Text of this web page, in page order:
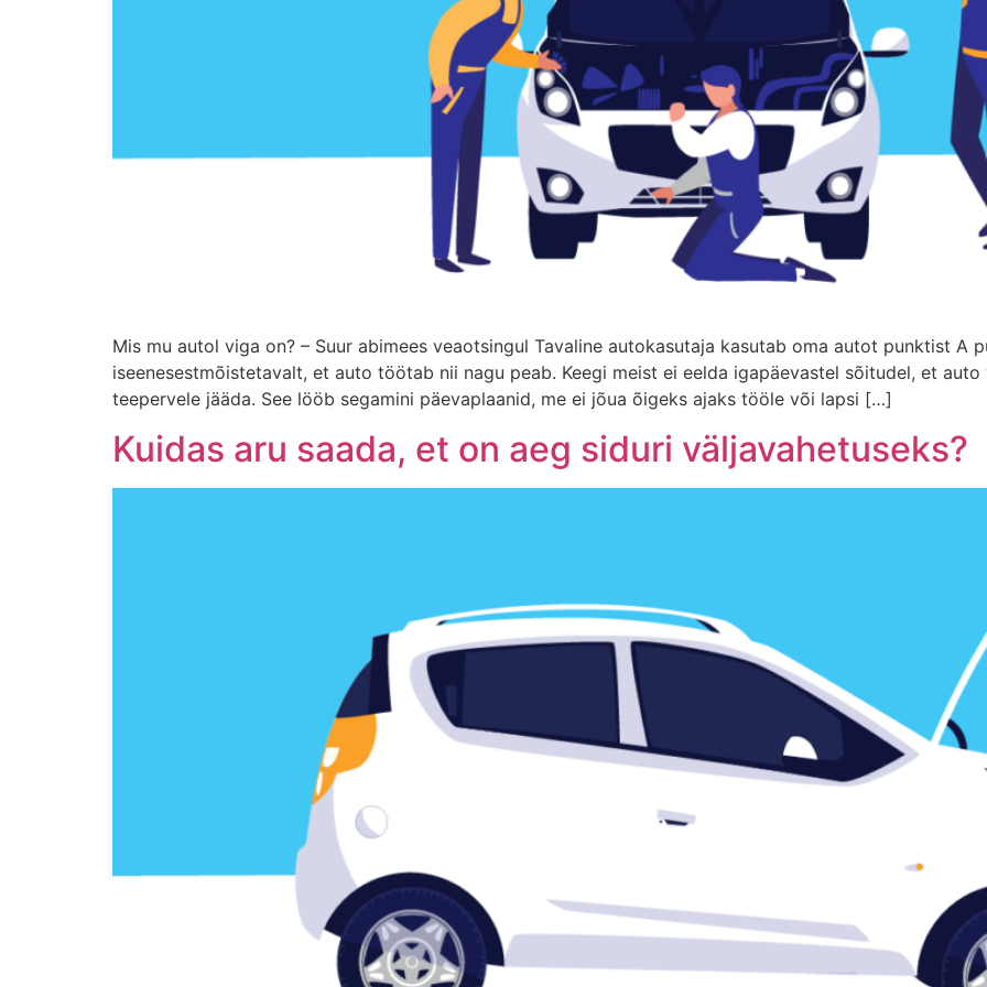
Mis mu autol viga on? – Suur abimees veaotsingul Tavaline autokasutaja kasutab oma autot punktist A
iseenesestmõistetavalt, et auto töötab nii nagu peab. Keegi meist ei eelda igapäevastel sõitudel, et
teepervele jääda. See lööb segamini päevaplaanid, me ei jõua õigeks ajaks tööle või lapsi […]
Kuidas aru saada, et on aeg siduri väljavahetuseks?